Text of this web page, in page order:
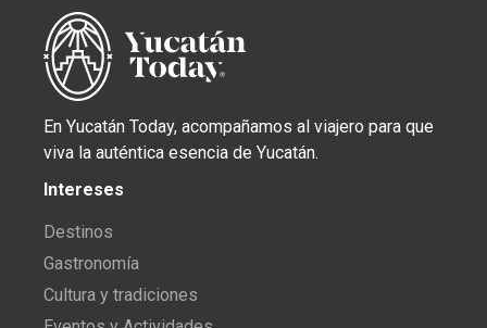
En Yucatán Today, acompañamos al viajero para que
viva la auténtica esencia de Yucatán.
Intereses
Destinos
Gastronomía
Cultura y tradiciones